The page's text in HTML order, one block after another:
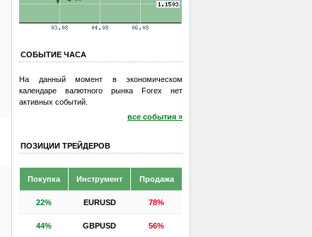
СОБЫТИЕ ЧАСА
На данный момент в экономическом
календаре валютного рынка Forex нет
активных событий.
все события »
ПОЗИЦИИ ТРЕЙДЕРОВ
Покупка Инструмент Продажа
22% EURUSD 78%
44% GBPUSD 56%